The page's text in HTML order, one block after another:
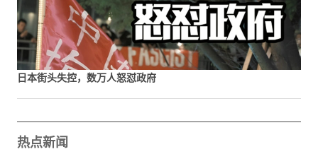
日本街头失控，数万人怒怼政府
热点新闻